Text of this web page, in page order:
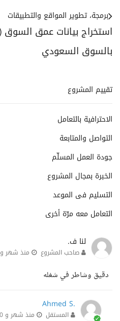
بالسوق السعودي
برمجة، تطوير المواقع والتطبيقات
تقييم المشروع
الاحترافية بالتعامل
التواصل والمتابعة
جودة العمل المسلّم
الخبرة بمجال المشروع
التسليم فى الموعد
التعامل معه مرّة أخرى
لنا ف.
صاحب المشروع منذ شهر و 10 أيام
دقيق وشاطر في شغله
Ahmed S.
المستقل منذ شهر و 10 أيام